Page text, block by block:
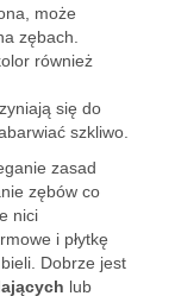
może
zębach.
również
się do
szkliwo.
zasad
zębów co
nici
i płytkę
Dobrze jest
lub